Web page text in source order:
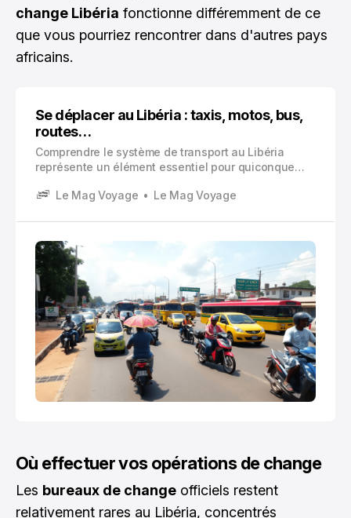
change Libéria fonctionne différemment de ce
que vous pourriez rencontrer dans d'autres pays
africains.
Se déplacer au Libéria : taxis, motos, bus,
routes…
Comprendre le système de transport au Libéria
représente un élément essentiel pour quiconque
d’Afrique de l’Ouest
Le Mag Voyage Le Mag Voyage
Où effectuer vos opérations de change
Les bureaux de change officiels restent
relativement rares au Libéria, concentrés